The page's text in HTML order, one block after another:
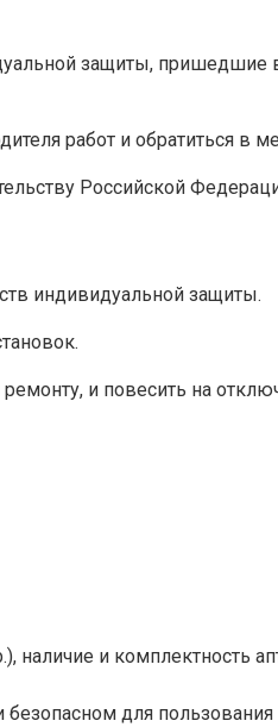
защиты, пришедшие
работ и обратиться в
Российской
индивидуальной защиты.
и повесить на
наличие и комплектность
безопасном для